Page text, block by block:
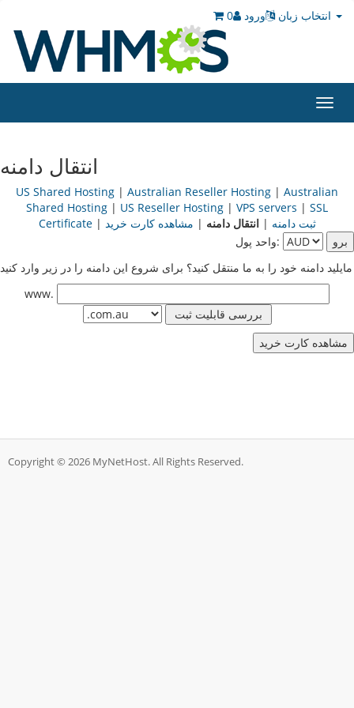
ورود 0
انتقال دامنه
US Shared Hosting | Australian Reseller Hosting | Australian
Shared Hosting | US Reseller Hosting | VPS servers | SSL
Certificate| ثبت دامنه |انتقال دامنه | مشاهده کارت خرید
واحد پول:
مایلید دامنه خود را به ما منتقل کنید؟ برای شروع این دامنه را در زیر وارد کنید
www.
Copyright © 2026 MyNetHost. All Rights Reserved.